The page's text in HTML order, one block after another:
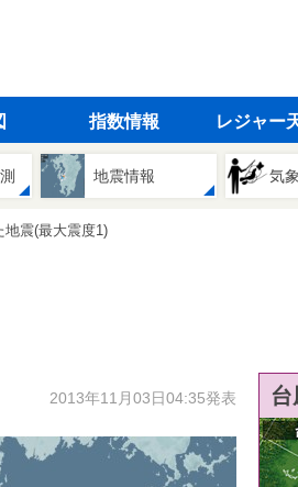
指数情報 レジャー
地震情報 気
地震(最大震度1)
2013年11月03日04:35発表